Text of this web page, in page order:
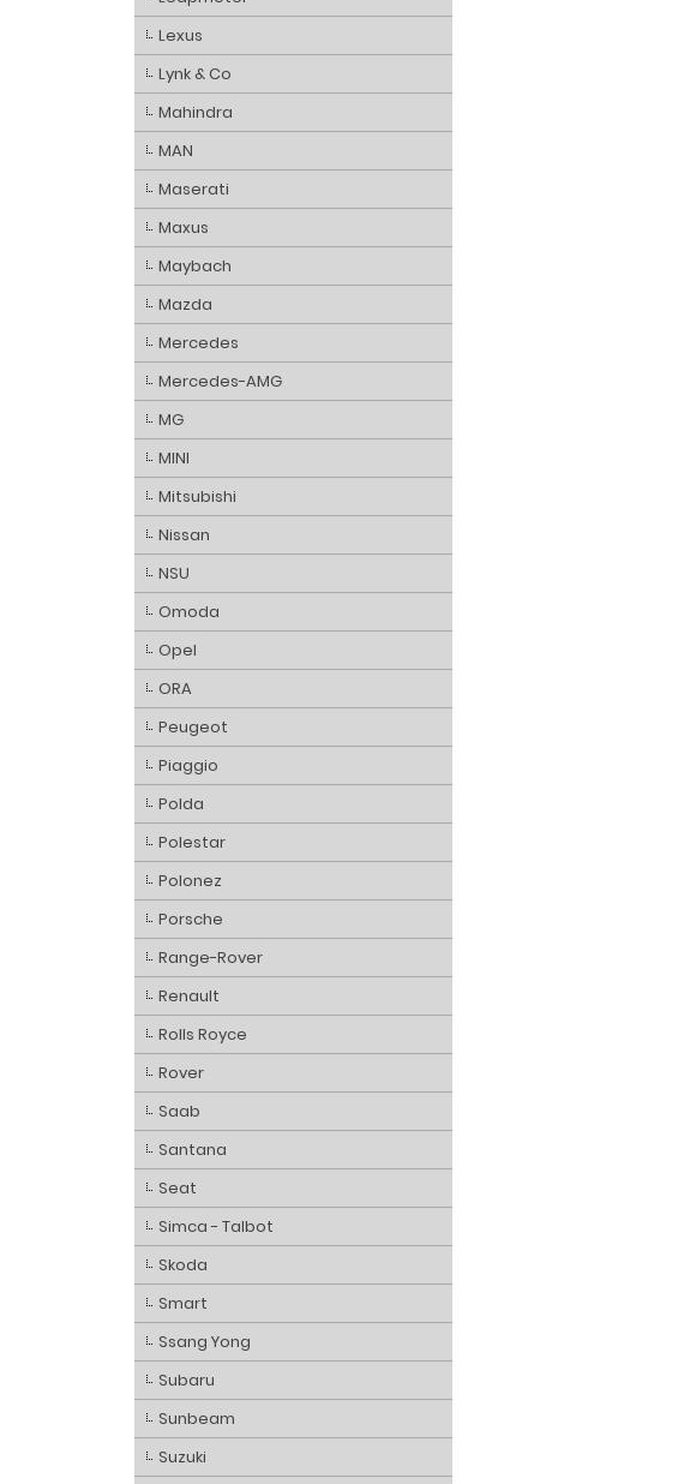
Lexus
Lynk & Co
Mahindra
MAN
Maserati
Maxus
Maybach
Mazda
Mercedes
Mercedes-AMG
MG
MINI
Mitsubishi
Nissan
NSU
Omoda
Opel
ORA
Peugeot
Piaggio
Polda
Polestar
Polonez
Porsche
Range-Rover
Renault
Rolls Royce
Rover
Saab
Santana
Seat
Simca - Talbot
Skoda
Smart
Ssang Yong
Subaru
Sunbeam
Suzuki